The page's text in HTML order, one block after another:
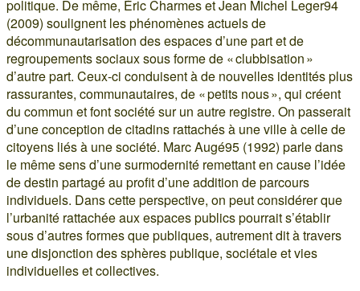
politique. De même, Éric Charmes et Jean Michel Leger94
(2009) soulignent les phénomènes actuels de
décommunautarisation des espaces d’une part et de
regroupements sociaux sous forme de « clubbisation »
d’autre part. Ceux-ci conduisent à de nouvelles identités plus
rassurantes, communautaires, de « petits nous », qui créent
du commun et font société sur un autre registre. On passerait
d’une conception de citadins rattachés à une ville à celle de
citoyens liés à une société. Marc Augé95 (1992) parle dans
le même sens d’une surmodernité remettant en cause l’idée
de destin partagé au profit d’une addition de parcours
individuels. Dans cette perspective, on peut considérer que
l’urbanité rattachée aux espaces publics pourrait s’établir
sous d’autres formes que publiques, autrement dit à travers
une disjonction des sphères publique, sociétale et vies
individuelles et collectives.